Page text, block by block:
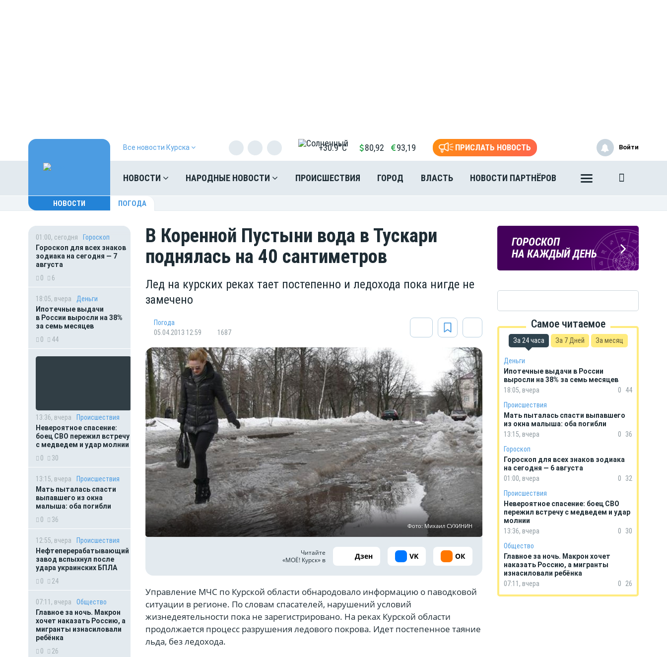
Все новости Курска +30.9°C 80,92 93,19 ПРИСЛАТЬ НОВОСТЬ
НОВОСТИ НАРОДНЫЕ НОВОСТИ ПРОИСШЕСТВИЯ ГОРОД ВЛАСТЬ НОВОСТИ ПАРТНЁРОВ
Войти
НОВОСТИ ПОГОДА
01:00, сегодня
Гороскоп
Гороскоп для всех знаков
зодиака на сегодня — 7
августа
0
6
18:05, вчера
Деньги
Ипотечные выдачи
в России выросли на 38%
за семь месяцев
0
44
13:36, вчера
Происшествия
Невероятное спасение:
боец СВО пережил встречу
с медведем и удар молнии
0
30
13:15, вчера
Происшествия
Мать пыталась спасти
выпавшего из окна
малыша: оба погибли
0
36
12:55, вчера
Происшествия
Нефтеперерабатывающий
завод вспыхнул после
удара украинских БПЛА
0
24
07:11, вчера
Общество
Главное за ночь. Макрон
хочет наказать Россию, а
мигранты изнасиловали
ребёнка
0
26
В Коренной Пустыни вода в Тускари
поднялась на 40 сантиметров
Лед на курских реках тает постепенно и ледохода пока нигде не
замечено
Погода
05.04.2013 12:59
1687
Фото: Михаил СУХИНИН
Читайте
«МОЁ! Курск» в
Дзен VK ОК
Управление МЧС по Курской области обнародовало информацию о паводковой
ситуации в регионе. По словам спасателей, нарушений условий
жизнедеятельности пока не зарегистрировано. На реках Курской области
продолжается процесс разрушения ледового покрова. Идет постепенное таяние
льда, без ледохода.
ПОГОДА
В КУРСКЕ
ГОРОСКОП
НА КАЖДЫЙ ДЕНЬ
Самое читаемое
За 24 часа За 7 Дней За месяц
Деньги
Ипотечные выдачи в России
выросли на 38% за семь месяцев
18:05, вчера
0
44
Происшествия
Мать пыталась спасти выпавшего
из окна малыша: оба погибли
13:15, вчера
0
36
Гороскоп
Гороскоп для всех знаков зодиака
на сегодня — 6 августа
01:00, вчера
0
32
Происшествия
Невероятное спасение: боец СВО
пережил встречу с медведем и удар
молнии
13:36, вчера
0
30
Общество
Главное за ночь. Макрон хочет
наказать Россию, а мигранты
изнасиловали ребёнка
07:11, вчера
0 26